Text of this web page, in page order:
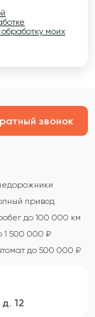
моих
звонок
привод
до 100 000 км
1 500 000 ₽
до 500 000 ₽
12